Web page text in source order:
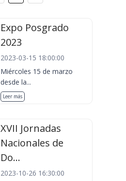
Expo Posgrado
2023
2023-03-15 18:00:00
Miércoles 15 de marzo
desde la...
Leer más
XVII Jornadas
Nacionales de
Do...
2023-10-26 16:30:00